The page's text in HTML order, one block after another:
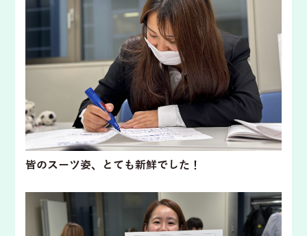
皆のスーツ姿、とても新鮮でした！